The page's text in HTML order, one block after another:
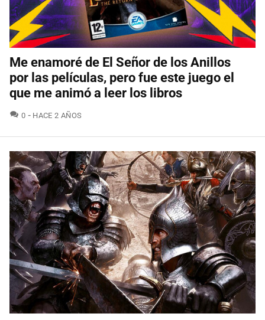
Me enamoré de El Señor de los Anillos
por las películas, pero fue este juego el
que me animó a leer los libros
0 COMENTARIOS
HACE 2 AÑOS